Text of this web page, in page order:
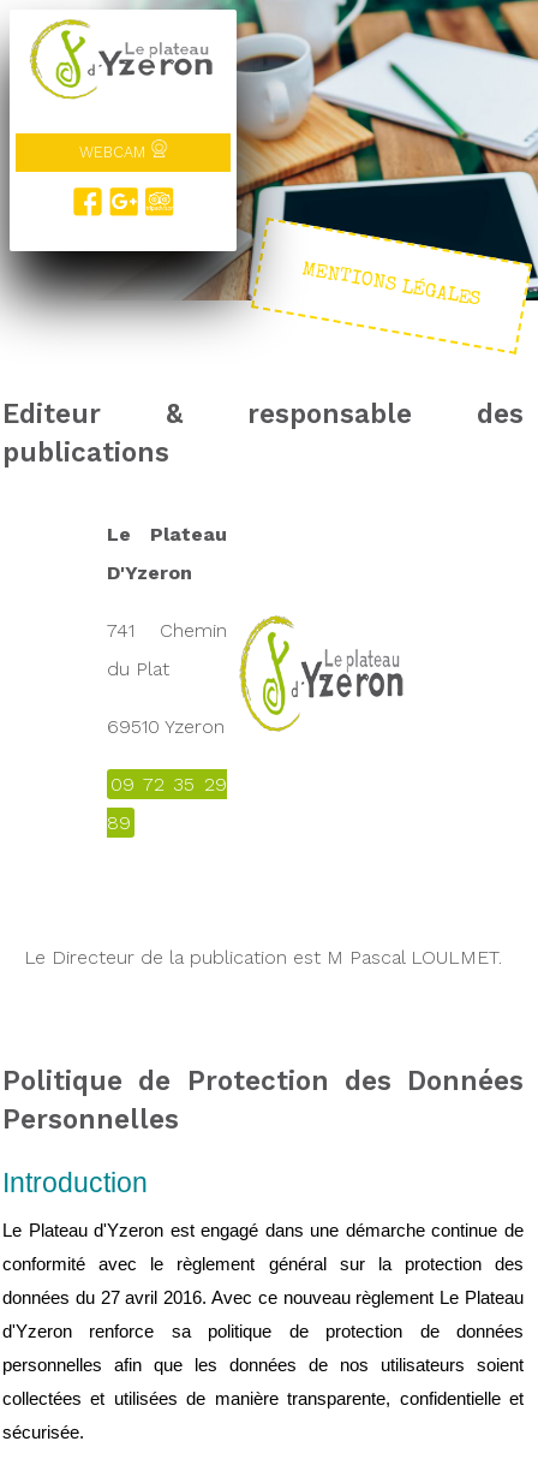
WEBCAM
MENTIONS LÉGALES
Editeur & responsable des
publications
Le Plateau
D'Yzeron
741 Chemin
du Plat
69510 Yzeron
09 72 35 29
89
Le Directeur de la publication est M Pascal LOULMET.
Politique de Protection des Données
Personnelles
Introduction
Le Plateau d'Yzeron est engagé dans une démarche continue de
conformité avec le règlement général sur la protection des
données du 27 avril 2016. Avec ce nouveau règlement Le Plateau
d'Yzeron renforce sa politique de protection de données
personnelles afin que les données de nos utilisateurs soient
collectées et utilisées de manière transparente, confidentielle et
sécurisée.